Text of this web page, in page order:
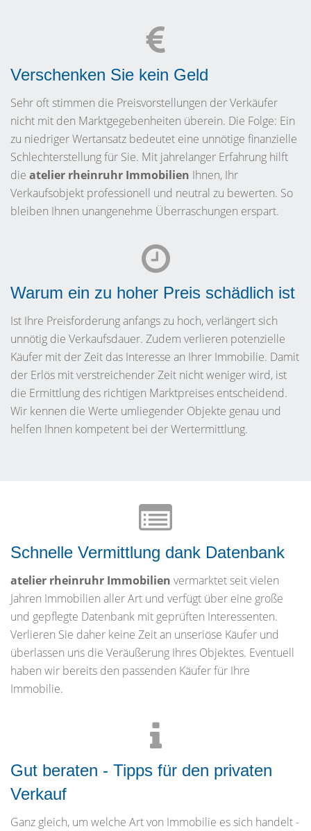
Verschenken Sie kein Geld
Sehr oft stimmen die Preisvorstellungen der Verkäufer
nicht mit den Marktgegebenheiten überein. Die Folge: Ein
zu niedriger Wertansatz bedeutet eine unnötige finanzielle
Schlechterstellung für Sie. Mit jahrelanger Erfahrung hilft
die atelier rheinruhr Immobilien Ihnen, Ihr
Verkaufsobjekt professionell und neutral zu bewerten. So
bleiben Ihnen unangenehme Überraschungen erspart.
Warum ein zu hoher Preis schädlich ist
Ist Ihre Preisforderung anfangs zu hoch, verlängert sich
unnötig die Verkaufsdauer. Zudem verlieren potenzielle
Käufer mit der Zeit das Interesse an Ihrer Immobilie. Damit
der Erlös mit verstreichender Zeit nicht weniger wird, ist
die Ermittlung des richtigen Marktpreises entscheidend.
Wir kennen die Werte umliegender Objekte genau und
helfen Ihnen kompetent bei der Wertermittlung.
Schnelle Vermittlung dank Datenbank
atelier rheinruhr Immobilien vermarktet seit vielen
Jahren Immobilien aller Art und verfügt über eine große
und gepflegte Datenbank mit geprüften Interessenten.
Verlieren Sie daher keine Zeit an unseriöse Käufer und
überlassen uns die Veräußerung Ihres Objektes. Eventuell
haben wir bereits den passenden Käufer für Ihre
Immobilie.
Gut beraten - Tipps für den privaten
Verkauf
Ganz gleich, um welche Art von Immobilie es sich handelt -